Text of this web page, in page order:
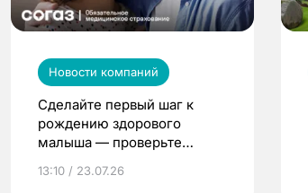
Новости компаний
Сделайте первый шаг к
рождению здорового
малыша — проверьте
по ОМС!
13:10 / 23.07.26